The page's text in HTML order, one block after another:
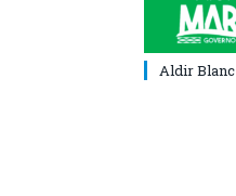
Aldir Blanc